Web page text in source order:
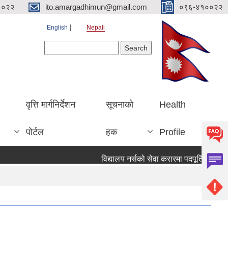
ito.amargadhimun@gmail.com ०९६-४१००२२
English Nepali
वृत्ति मार्गनिर्देशन
पोर्टल
सूचनाको
हक
Health
Profile
विद्यालय नर्सको सेवा करारमा पदपूर्ति गर्ने